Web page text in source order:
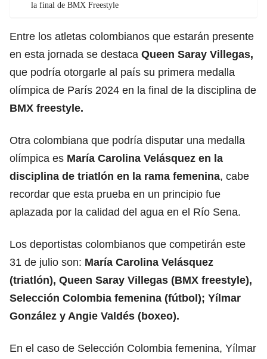
la final de BMX Freestyle
Entre los atletas colombianos que estarán presente
en esta jornada se destaca Queen Saray Villegas,
que podría otorgarle al país su primera medalla
olímpica de París 2024 en la final de la disciplina de
BMX freestyle.
Otra colombiana que podría disputar una medalla
olímpica es María Carolina Velásquez en la
disciplina de triatlón en la rama femenina, cabe
recordar que esta prueba en un principio fue
aplazada por la calidad del agua en el Río Sena.
Los deportistas colombianos que competirán este
31 de julio son: María Carolina Velásquez
(triatlón), Queen Saray Villegas (BMX freestyle),
Selección Colombia femenina (fútbol); Yílmar
González y Angie Valdés (boxeo).
En el caso de Selección Colombia femenina, Yílmar